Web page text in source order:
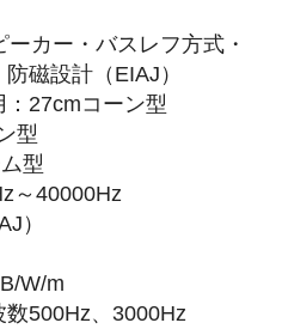
カー・バスレフ方式・
磁設計（EIAJ）
27cmコーン型
型
型
～40000Hz
）
W/m
500Hz、3000Hz